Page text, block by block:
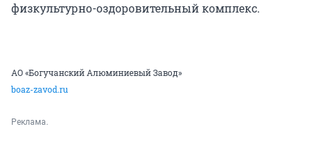
физкультурно-оздоровительный комплекс.
АО «Богучанский Алюминиевый Завод»
boaz-zavod.ru
Реклама.